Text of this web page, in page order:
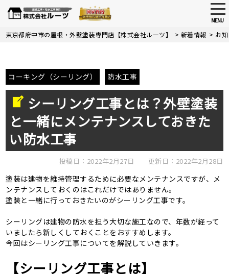
Skip
MENU
東京都府中市の屋根・外壁塗装専門店【株式会社ルーツ】 > 新着情報 > お
コーキング（シーリング） 防水工事
シーリング工事とは？外壁塗装
と一緒にメンテナンスしておきた
い防水工事
投稿日：2022年2月27日 更新日：2022年2月28日
塗装は建物を維持管理するために必要なメンテナンスですが、メ
ンテナンスしておくのはこれだけではありません。
塗装と一緒に行っておきたいのがシーリング工事です。
シーリングは建物の防水を担う大切な施工なので、年数が経って
いましたら新しくしておくことをおすすめします。
今回はシーリング工事についてを解説していきます。
【シーリング工事とは】